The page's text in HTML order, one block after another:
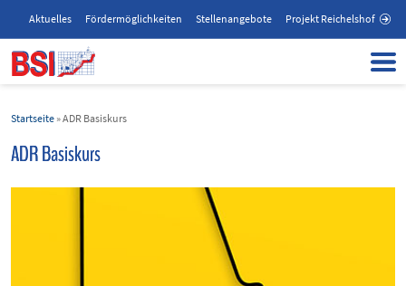
Aktuelles Fördermöglichkeiten Stellenangebote Projekt Reichelshof
Startseite »ADR Basiskurs
ADR Basiskurs